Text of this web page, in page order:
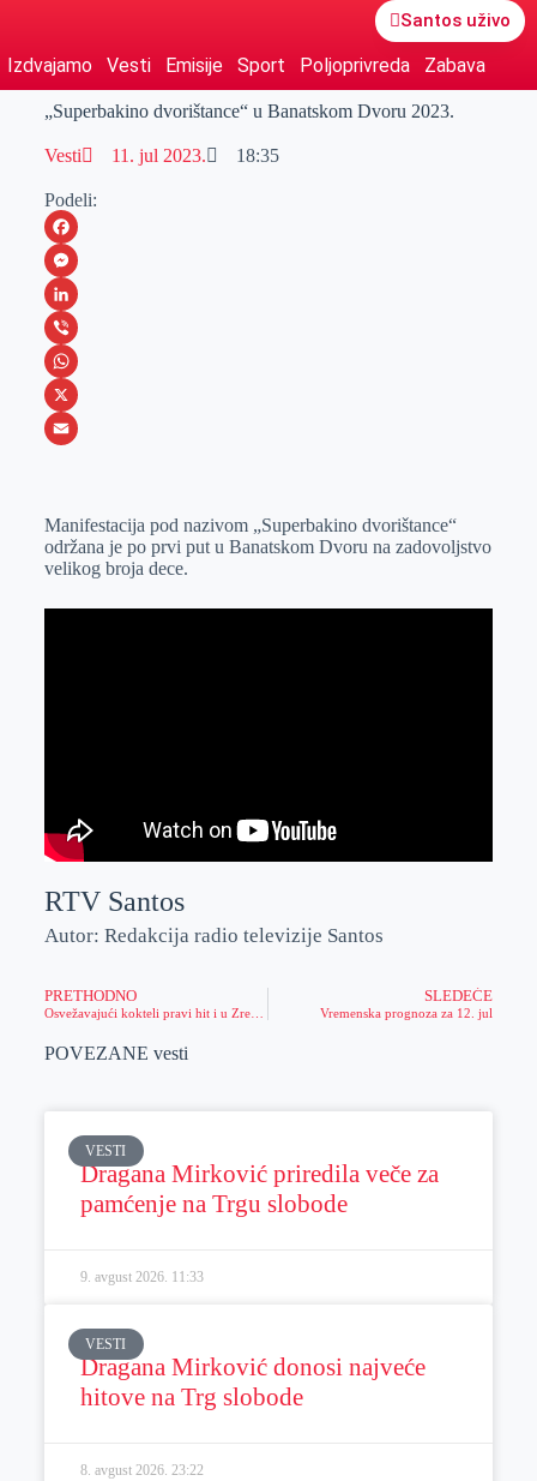
Santos uživo
Izdvajamo Vesti Emisije Sport Poljoprivreda Zabava
„Superbakino dvorištance“ u Banatskom Dvoru 2023.
Vesti 11. jul 2023. 18:35
Podeli:
F
a
c
e
b
o
M
e
s
s
e
e
r
L
i
n
k
I
n
V
i
b
W
h
s
A
X
a
i
Manifestacija pod nazivom „Superbakino dvorištance“
održana je po prvi put u Banatskom Dvoru na zadovoljstvo
velikog broja dece.
RTV Santos
Autor: Redakcija radio televizije Santos
PRETHODNO
Osvežavajući kokteli pravi hit i u Zrenjaninu
SLEDEĆE
Vremenska prognoza za 12. jul
POVEZANE vesti
VESTI
Dragana Mirković priredila veče za
pamćenje na Trgu slobode
9. avgust 2026. 11:33
VESTI
Dragana Mirković donosi najveće
hitove na Trg slobode
8. avgust 2026. 23:22